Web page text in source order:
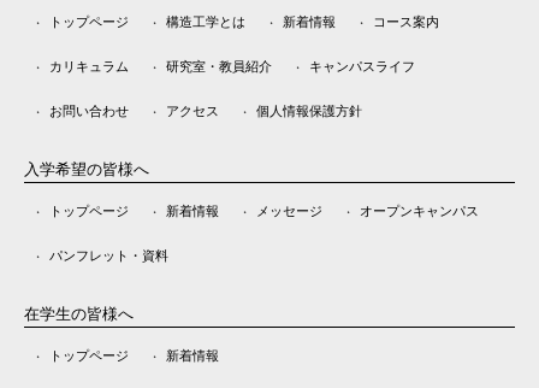
トップページ 構造工学とは 新着情報 コース案内
カリキュラム 研究室・教員紹介 キャンパスライフ
お問い合わせ アクセス 個人情報保護方針
入学希望の皆様へ
トップページ 新着情報 メッセージ オープンキャンパス
パンフレット・資料
在学生の皆様へ
トップページ 新着情報